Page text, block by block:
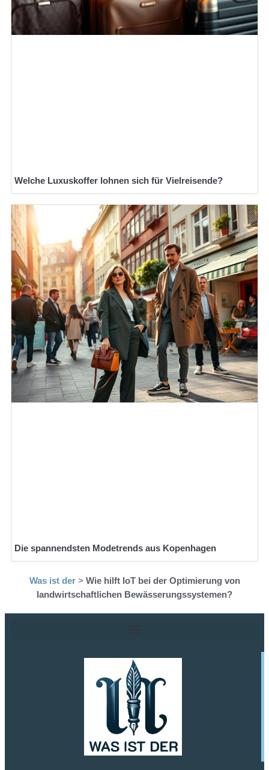
Welche Luxuskoffer lohnen sich für Vielreisende?
Die spannendsten Modetrends aus Kopenhagen
Was ist der> Wie hilft IoT bei der Optimierung von
landwirtschaftlichen Bewässerungssystemen?